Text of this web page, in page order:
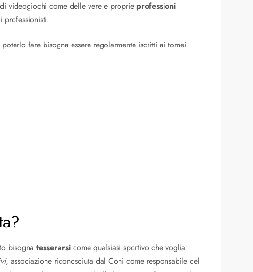
videogiochi come delle vere e proprie professioni
professionisti.
fare bisogna essere regolarmente iscritti ai tornei
bisognatesserarsi come qualsiasi sportivo che voglia
, associazione riconosciuta dal Coni come responsabile del